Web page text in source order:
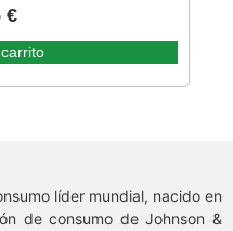
€
líder mundial, nacido en
de consumo de Johnson &